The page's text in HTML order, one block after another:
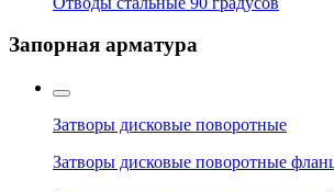
Запорная арматура
Затворы дисковые поворотные
Затворы дисковые поворотные